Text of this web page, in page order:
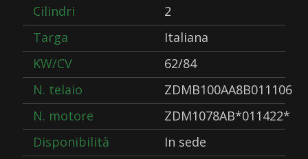
Cilindri
2
Targa
Italiana
KW/CV
62/84
N. telaio
ZDMB100AA8B011106
N. motore
ZDM1078AB*011422*
Disponibilità
In sede